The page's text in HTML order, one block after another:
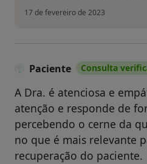
17 de fevereiro de 2023
Paciente Consulta
A Dra. é atenciosa e
atenção e responde de
percebendo o cerne da
no que é mais relevante
recuperação do paciente.